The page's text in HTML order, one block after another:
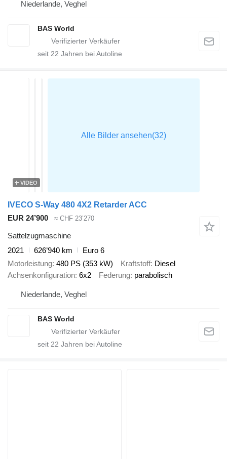
Niederlande, Veghel
BAS World
seit 22 Jahren bei Autoline
VIDEO
IVECO S-Way 480 4X2 Retarder ACC
EUR 24’900
≈ CHF 23’270
Sattelzugmaschine
2021
626’940 km
Euro 6
Motorleistung 480 PS (353 kW) Kraftstoff Diesel
Achsenkonfiguration 6x2 Federung parabolisch
Niederlande, Veghel
BAS World
seit 22 Jahren bei Autoline